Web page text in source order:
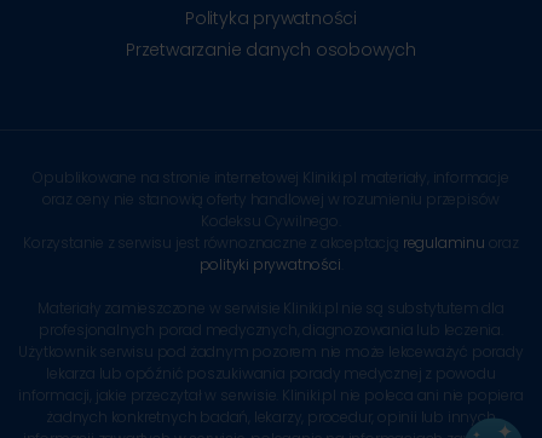
Polityka prywatności
Przetwarzanie danych osobowych
Opublikowane na stronie internetowej Kliniki.pl materiały, informacje
oraz ceny nie stanowią oferty handlowej w rozumieniu przepisów
Kodeksu Cywilnego.
Korzystanie z serwisu jest równoznaczne z akceptacją regulaminu oraz
polityki prywatności
Materiały zamieszczone w serwisie Kliniki.pl nie są substytutem dla
profesjonalnych porad medycznych, diagnozowania lub leczenia.
Użytkownik serwisu pod żadnym pozorem nie może lekceważyć porady
lekarza lub opóźnić poszukiwania porady medycznej z powodu
informacji, jakie przeczytał w serwisie. Kliniki.pl nie poleca ani nie popiera
żadnych konkretnych badań, lekarzy, procedur, opinii lub innych